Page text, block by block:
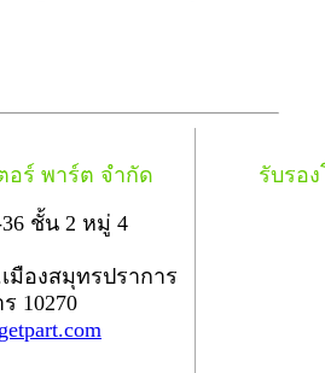
อร์ พาร์ต จำกัด
36 ชั้น 2 หมู่ 4
มืองสมุทรปราการ
10270
รับรอ